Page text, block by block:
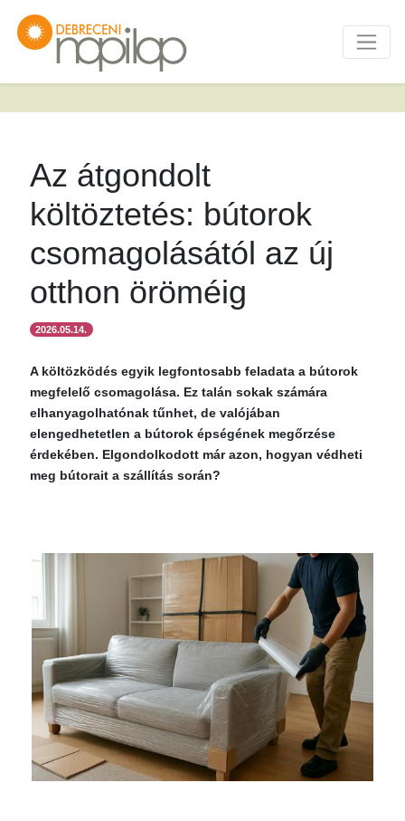
Az átgondolt
költöztetés: bútorok
csomagolásától az új
otthon öröméig
2026.05.14.
A költözködés egyik legfontosabb feladata a bútorok
megfelelő csomagolása. Ez talán sokak számára
elhanyagolhatónak tűnhet, de valójában
elengedhetetlen a bútorok épségének megőrzése
érdekében. Elgondolkodott már azon, hogyan védheti
meg bútorait a szállítás során?